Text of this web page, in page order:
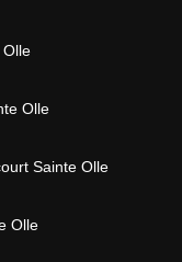
Olle
Sainte Olle
Olle